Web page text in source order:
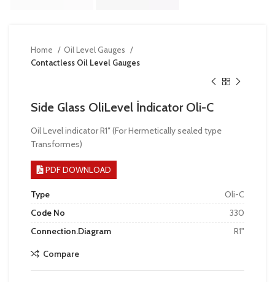
Home
Oil Level Gauges
Contactless Oil Level Gauges
Side Glass OliLevel İndicator Oli-C
Oil Level indicator R1″ (For Hermetically sealed type
Transformes)
PDF DOWNLOAD
Type
Oli-C
Code No
330
Connection.Diagram
R1"
Compare